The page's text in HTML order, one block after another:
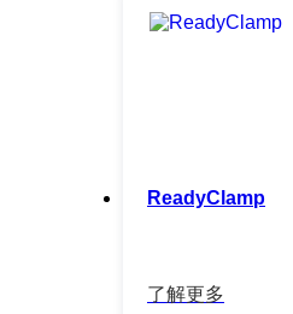
ReadyClamp